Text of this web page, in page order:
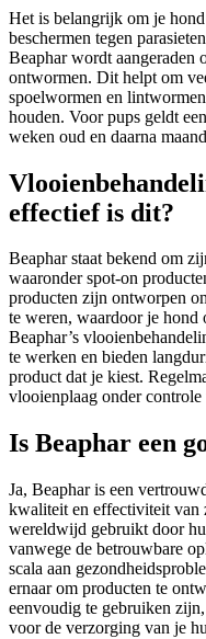
Het is belangrijk om je
beschermen tegen
Beaphar wordt aangeraden
ontwormen. Dit helpt om
spoelwormen en
houden. Voor pups geldt
weken oud en daarna
effectief is dit?
Beaphar staat bekend om
waaronder spot-on
producten zijn ontworpen
te weren, waardoor je
Beaphar’s
te werken en bieden
product dat je kiest.
vlooienplaag onder controle
Is Beaphar een
Ja, Beaphar is een
kwaliteit en effectiviteit
wereldwijd gebruikt door
vanwege de betrouwbare
scala aan
ernaar om producten te
eenvoudig te gebruiken
voor de verzorging van je